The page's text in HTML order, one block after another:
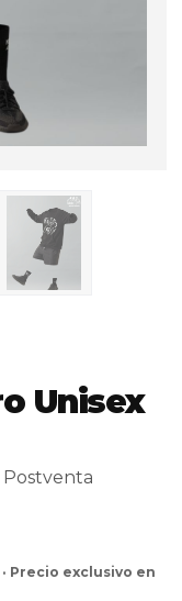
Unisex
Postventa
Precio exclusivo en